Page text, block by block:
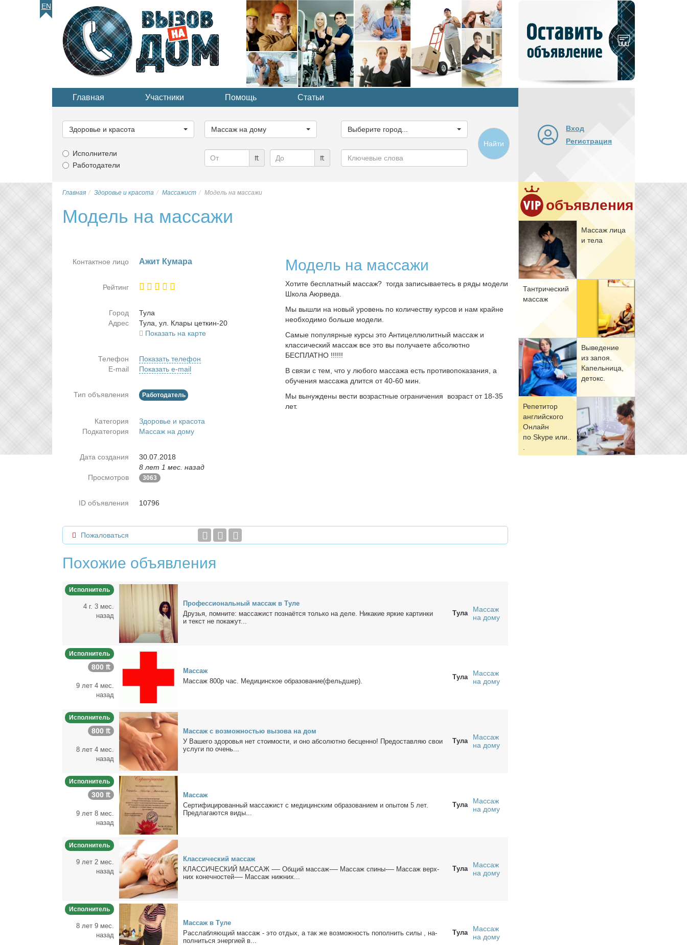
EN
объявление
Главная Участники Помощь Статьи
категорию...
Здоровье и красота
категорию...
Массаж на дому
город...
Выберите город...
Исполнители
Работодатели
₶ ₶
Ключевые
слова
Найти
Вход
Регистрация
объявления
Мас­саж ли­ца
и те­ла
Тан­три­че­ский
мас­саж
Вы­ве­де­ние
из за­поя.
Ка­пель­ни­ца,
де­токс.
Ре­пе­ти­тор
ан­глий­ско­го
Он­лайн
по Skype или..
Главная Здоровье и красота Массажист Модель на массажи
Модель на массажи
Модель на массажи
Хотите бесплатный массаж? тогда записываетесь в ряды модели
Школа Аюрведа.
Мы вышли на новый уровень по количеству курсов и нам крайне
необходимо больше модели.
Самые популярные курсы это Антицеллюлитный массаж и
классический массаж все это вы получаете абсолютно
БЕСПЛАТНО !!!!!!
В связи с тем, что у любого массажа есть противопоказания, а
обучения массажа длится от 40-60 мин.
Мы вынуждены вести возрастные ограничения возраст от 18-35
лет.
Контактное лицо Ажит Ку­ма­ра
Рейтинг
Город
Ту­ла
Адрес
Ту­ла, ул. Кла­ры цет­кин-20
Показать на карте
Телефон
Показать телефон
E-mail
Показать e-mail
Тип объявления Работодатель
Категория
Здоровье и красота
Подкатегория
Массаж на дому
Дата создания
30.07.2018
8 лет 1 мес. назад
Просмотров
3063
ID объявления 10796
Пожаловаться
Похожие объявления
Исполнитель
4 г. 3 мес.
назад
Про­фес­сио­наль­ный мас­саж в Ту­ле
Дру­зья, помни­те: мас­са­жист по­зна­ёт­ся толь­ко на де­ле. Ни­ка­кие яр­кие кар­тин­ки
и текст не по­ка­жут...
Тула
Массаж
на дому
Исполнитель
800 ₶
9 лет 4 мес.
назад
Мас­саж
Мас­саж 800р час. Ме­ди­цин­ское об­ра­зо­ва­ние(фельд­шер).
Тула
Массаж
на дому
Исполнитель
800 ₶
8 лет 4 мес.
назад
Мас­саж с воз­мож­но­стью вы­зо­ва на дом
У Ва­ше­го здо­ро­вья нет сто­и­мо­сти, и оно аб­со­лют­но бес­цен­но! Предо­став­ляю свои
услу­ги по очень...
Тула
Массаж
на дому
Исполнитель
300 ₶
9 лет 8 мес.
назад
Мас­саж
Сер­ти­фи­ци­ро­ван­ный мас­са­жист с ме­ди­цин­ским об­ра­зо­ва­ни­ем и опы­том 5 лет.
Пред­ла­га­ют­ся ви­ды...
Тула
Массаж
на дому
Исполнитель
9 лет 2 мес.
назад
Клас­си­че­ский мас­саж
КЛАССИЧЕСКИЙ МАССАЖ -— Об­щий мас­саж-— Мас­саж спи­ны-— Мас­саж верх­
них ко­неч­но­стей-— Мас­саж ниж­них...
Тула
Массаж
на дому
Исполнитель
8 лет 9 мес.
назад
Мас­саж в Ту­ле
Рас­слаб­ля­ю­щий мас­саж - это от­дых, а так же воз­мож­ность по­пол­нить си­лы , на­
пол­нить­ся энер­ги­ей в...
Тула
Массаж
на дому